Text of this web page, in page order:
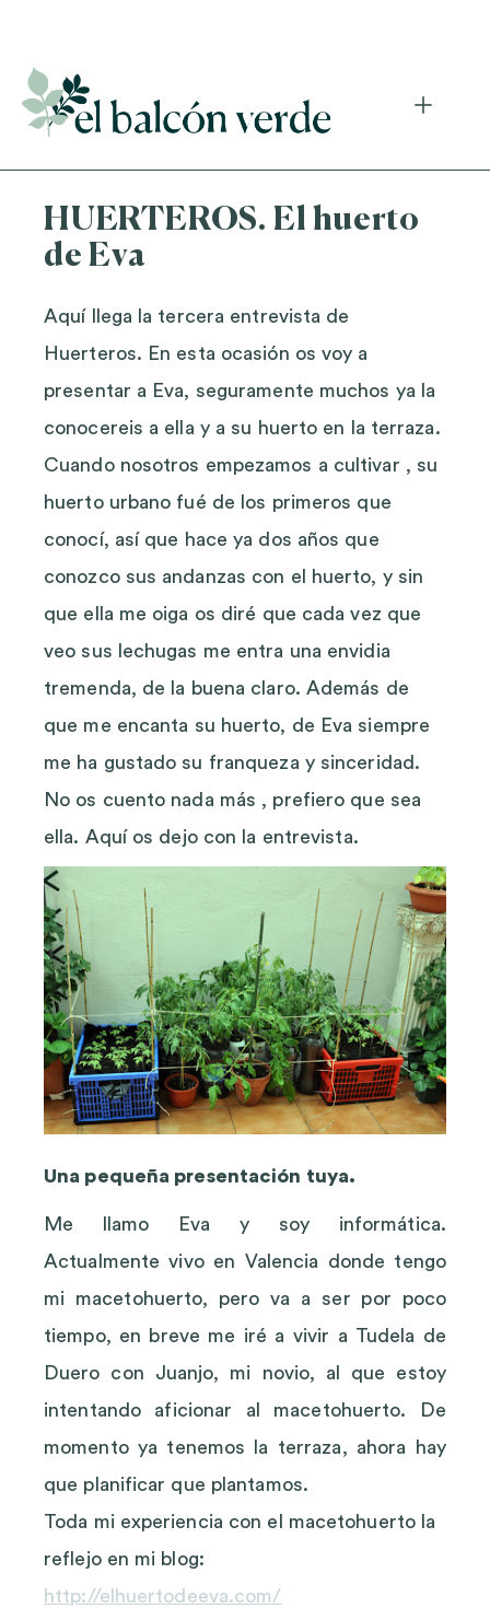
HUERTEROS. El huerto
de Eva
Aquí llega la tercera entrevista de
Huerteros. En esta ocasión os voy a
presentar a Eva, seguramente muchos ya la
conocereis a ella y a su huerto en la terraza.
Cuando nosotros empezamos a cultivar , su
huerto urbano fué de los primeros que
conocí, así que hace ya dos años que
conozco sus andanzas con el huerto, y sin
que ella me oiga os diré que cada vez que
veo sus lechugas me entra una envidia
tremenda, de la buena claro. Además de
que me encanta su huerto, de Eva siempre
me ha gustado su franqueza y sinceridad.
No os cuento nada más , prefiero que sea
ella. Aquí os dejo con la entrevista.
Una pequeña presentación tuya.
Me llamo Eva y soy informática.
Actualmente vivo en Valencia donde tengo
mi macetohuerto, pero va a ser por poco
tiempo, en breve me iré a vivir a Tudela de
Duero con Juanjo, mi novio, al que estoy
intentando aficionar al macetohuerto. De
momento ya tenemos la terraza, ahora hay
que planificar que plantamos.
Toda mi experiencia con el macetohuerto la
reflejo en mi blog:
http://elhuertodeeva.com/